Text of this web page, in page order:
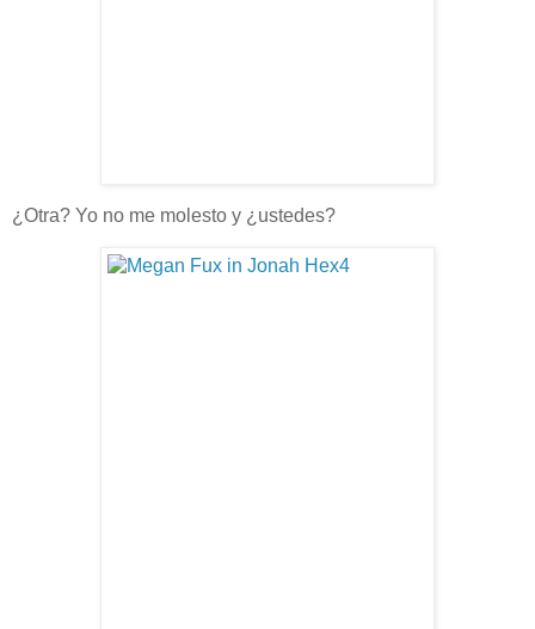
¿Otra? Yo no me molesto y ¿ustedes?